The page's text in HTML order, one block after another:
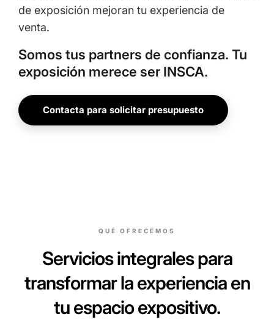
de exposición mejoran tu experiencia de
venta.
Somos tus partners de confianza. Tu
exposición merece ser INSCA.
Contacta para solicitar presupuesto
QUÉ OFRECEMOS
Servicios integrales para
transformar la experiencia en
tu espacio expositivo.